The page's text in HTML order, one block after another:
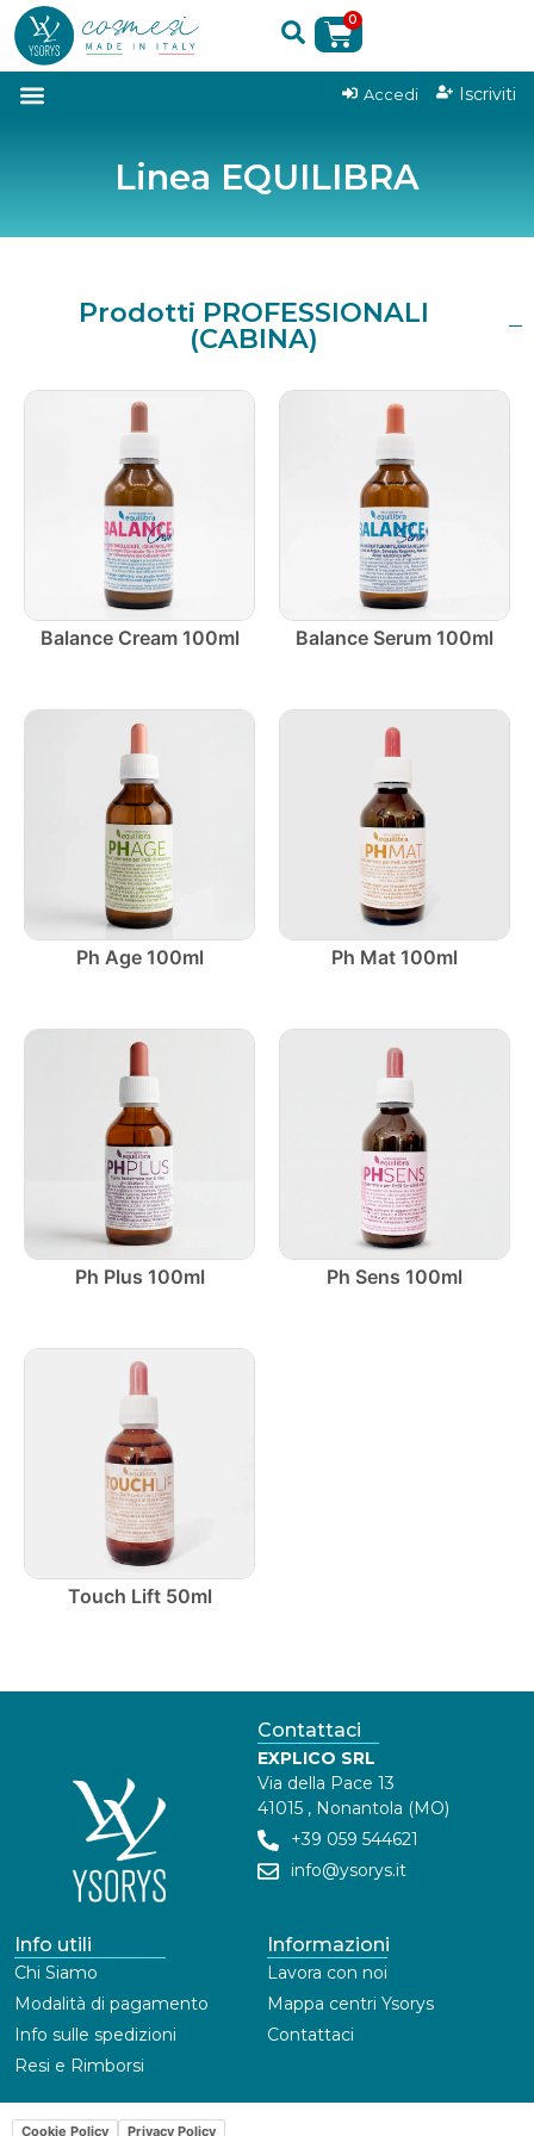
0
Accedi Iscriviti
Linea EQUILIBRA
Prodotti PROFESSIONALI
(CABINA)
Balance Cream 100ml Balance Serum 100ml
Ph Age 100ml Ph Mat 100ml
Ph Plus 100ml Ph Sens 100ml
Touch Lift 50ml
Contattaci
EXPLICO SRL
Via della Pace 13
41015 , Nonantola (MO)
+39 059 544621
info@ysorys.it
Info utili
Chi Siamo
Modalità di pagamento
Info sulle spedizioni
Resi e Rimborsi
Informazioni
Lavora con noi
Mappa centri Ysorys
Contattaci
Cookie Policy Privacy Policy